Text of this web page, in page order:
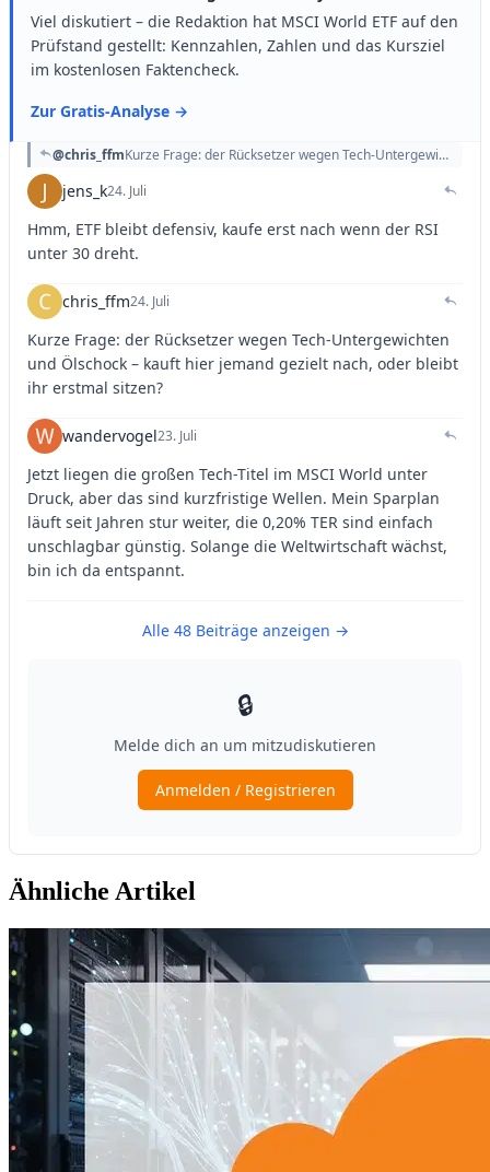
Ähnliche Artikel